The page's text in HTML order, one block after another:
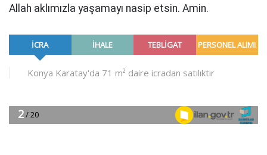
Allah aklımızla yaşamayı nasip etsin. Amin.